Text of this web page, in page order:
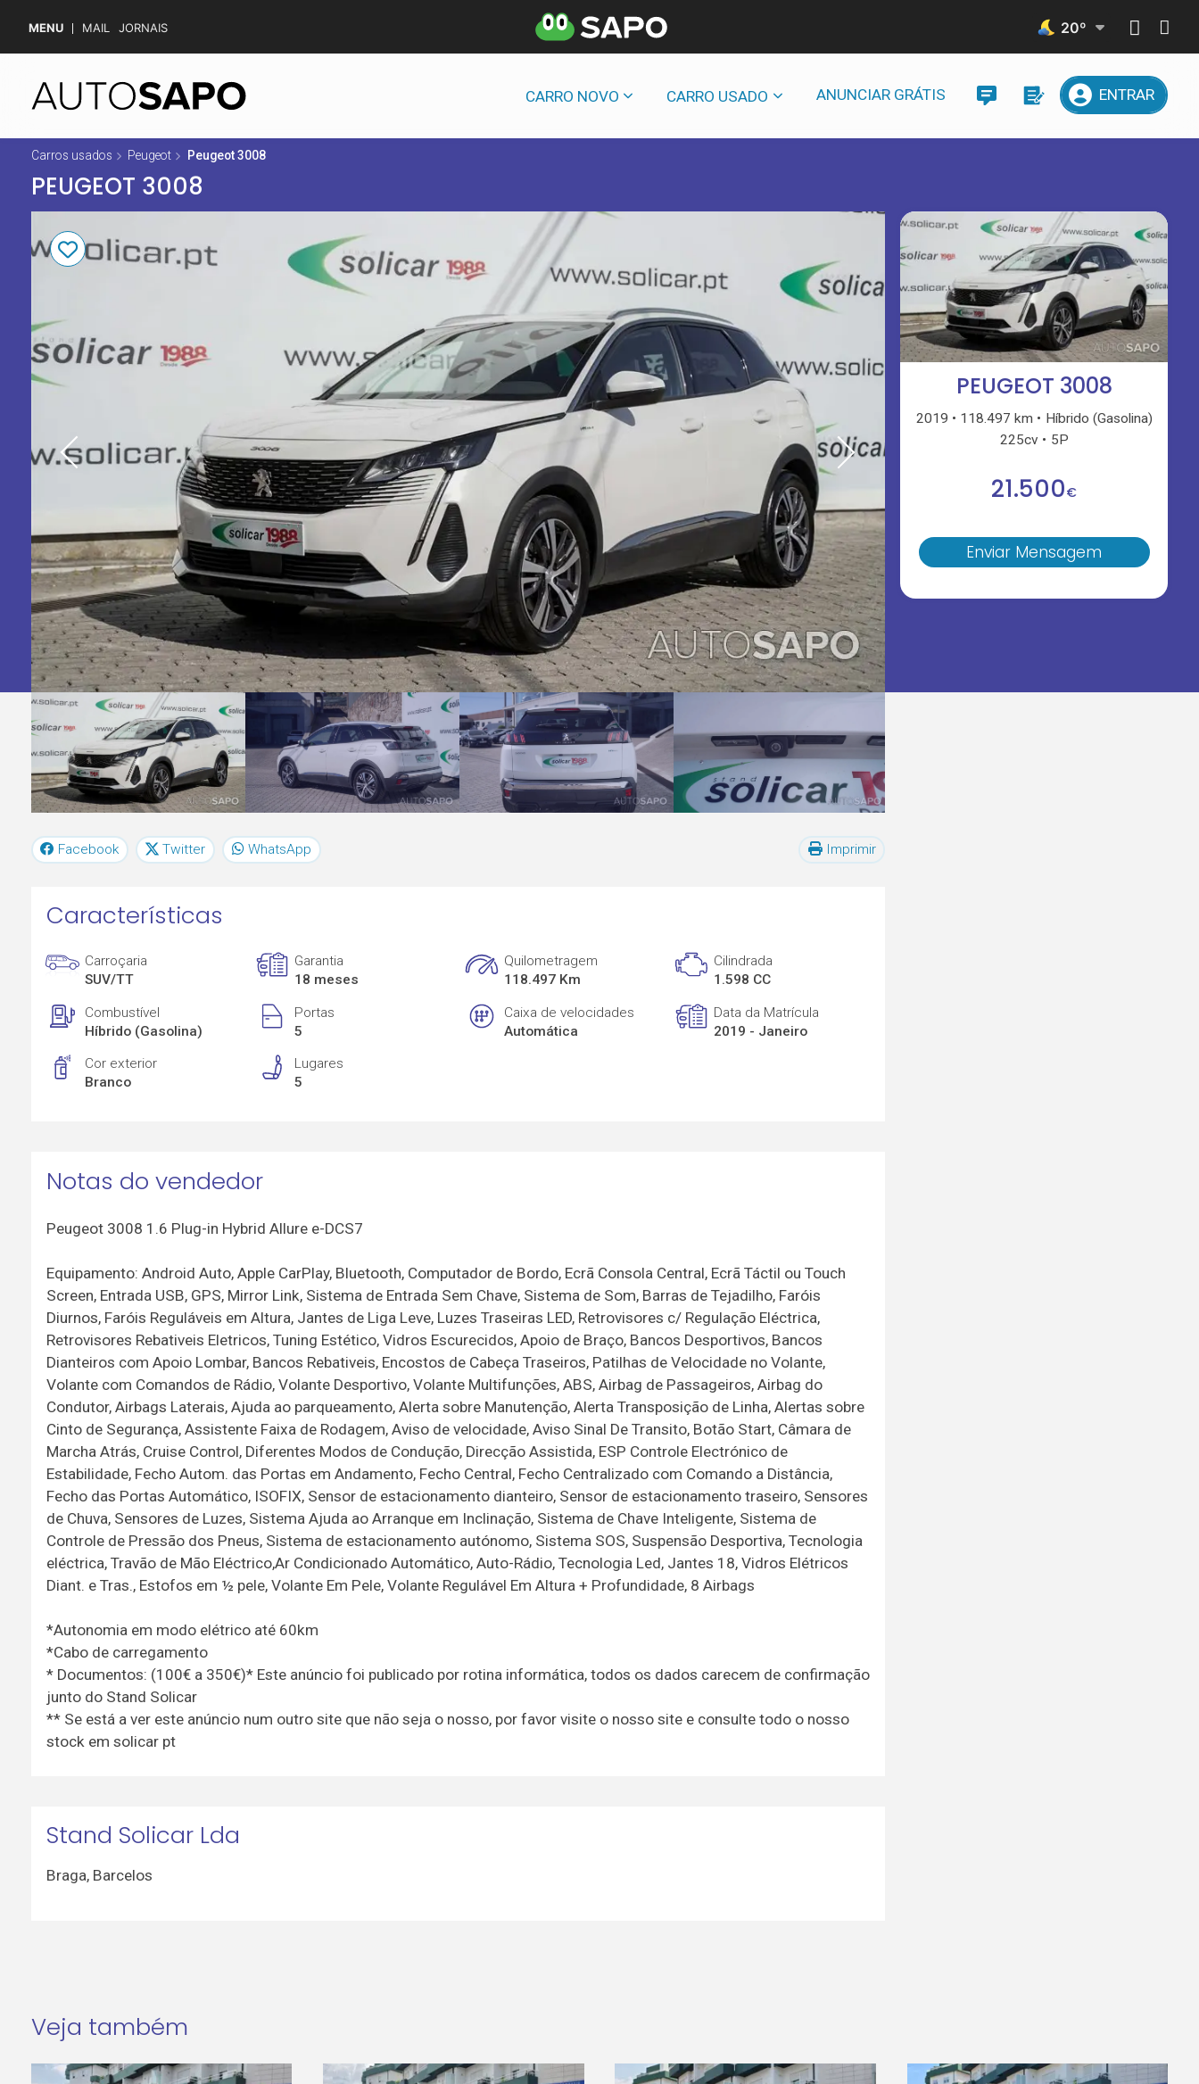
MENU MAIL JORNAIS 20º
CARRO NOVO CARRO USADO ANUNCIAR GRÁTIS ENTRAR
Carros usados Peugeot Peugeot 3008
PEUGEOT 3008
PEUGEOT 3008
2019 118.497 km
Híbrido (Gasolina)
225cv
5P
21.500€
Enviar Mensagem
Facebook Twitter WhatsApp Imprimir
Características
Carroçaria
SUV/TT
Garantia
18 meses
Quilometragem
118.497 Km
Cilindrada
1.598 CC
Combustível
Híbrido (Gasolina)
Portas
5
Caixa de velocidades
Automática
Data da Matrícula
2019 - Janeiro
Cor exterior
Branco
Lugares
5
Notas do vendedor
Peugeot 3008 1.6 Plug-in Hybrid Allure e-DCS7
Equipamento: Android Auto, Apple CarPlay, Bluetooth, Computador de Bordo, Ecrã Consola Central, Ecrã Táctil ou Touch
Screen, Entrada USB, GPS, Mirror Link, Sistema de Entrada Sem Chave, Sistema de Som, Barras de Tejadilho, Faróis
Diurnos, Faróis Reguláveis em Altura, Jantes de Liga Leve, Luzes Traseiras LED, Retrovisores c/ Regulação Eléctrica,
Retrovisores Rebativeis Eletricos, Tuning Estético, Vidros Escurecidos, Apoio de Braço, Bancos Desportivos, Bancos
Dianteiros com Apoio Lombar, Bancos Rebativeis, Encostos de Cabeça Traseiros, Patilhas de Velocidade no Volante,
Volante com Comandos de Rádio, Volante Desportivo, Volante Multifunções, ABS, Airbag de Passageiros, Airbag do
Condutor, Airbags Laterais, Ajuda ao parqueamento, Alerta sobre Manutenção, Alerta Transposição de Linha, Alertas sobre
Cinto de Segurança, Assistente Faixa de Rodagem, Aviso de velocidade, Aviso Sinal De Transito, Botão Start, Câmara de
Marcha Atrás, Cruise Control, Diferentes Modos de Condução, Direcção Assistida, ESP Controle Electrónico de
Estabilidade, Fecho Autom. das Portas em Andamento, Fecho Central, Fecho Centralizado com Comando a Distância,
Fecho das Portas Automático, ISOFIX, Sensor de estacionamento dianteiro, Sensor de estacionamento traseiro, Sensores
de Chuva, Sensores de Luzes, Sistema Ajuda ao Arranque em Inclinação, Sistema de Chave Inteligente, Sistema de
Controle de Pressão dos Pneus, Sistema de estacionamento autónomo, Sistema SOS, Suspensão Desportiva, Tecnologia
eléctrica, Travão de Mão Eléctrico,Ar Condicionado Automático, Auto-Rádio, Tecnologia Led, Jantes 18, Vidros Elétricos
Diant. e Tras., Estofos em ½ pele, Volante Em Pele, Volante Regulável Em Altura + Profundidade, 8 Airbags
*Autonomia em modo elétrico até 60km
*Cabo de carregamento
* Documentos: (100€ a 350€)* Este anúncio foi publicado por rotina informática, todos os dados carecem de confirmação
junto do Stand Solicar
** Se está a ver este anúncio num outro site que não seja o nosso, por favor visite o nosso site e consulte todo o nosso
stock em solicar pt
Stand Solicar Lda
Braga, Barcelos
Veja também